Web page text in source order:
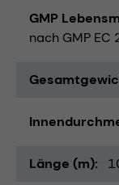
GMP
nach GMP
Länge (m)